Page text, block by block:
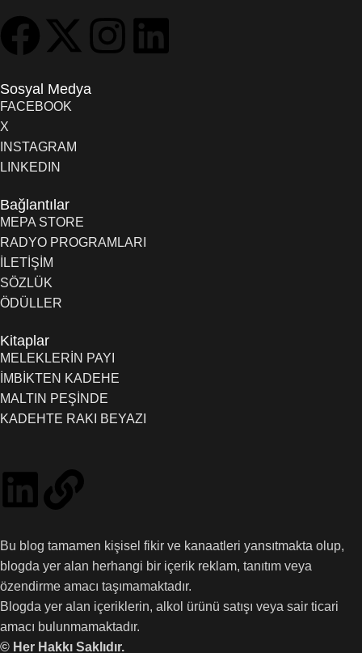
Sosyal Medya
FACEBOOK
X
INSTAGRAM
LINKEDIN
Bağlantılar
MEPA STORE
RADYO PROGRAMLARI
İLETİŞİM
SÖZLÜK
ÖDÜLLER
Kitaplar
MELEKLERİN PAYI
İMBİKTEN KADEHE
MALTIN PEŞİNDE
KADEHTE RAKI BEYAZI
Bu blog tamamen kişisel fikir ve kanaatleri yansıtmakta olup,
blogda yer alan herhangi bir içerik reklam, tanıtım veya
özendirme amacı taşımamaktadır.
Blogda yer alan içeriklerin, alkol ürünü satışı veya sair ticari
amacı bulunmamaktadır.
© Her Hakkı Saklıdır.